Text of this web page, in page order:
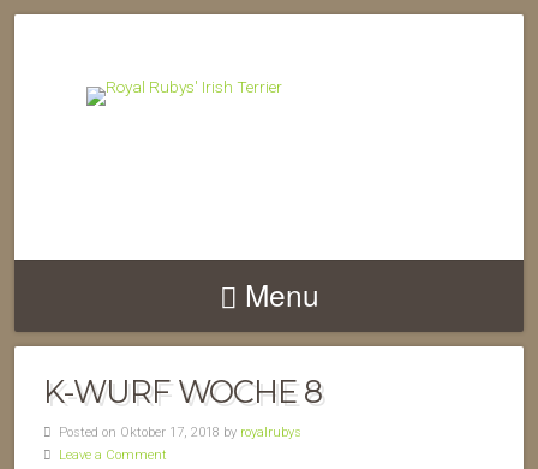
Menu
K-WURF WOCHE 8
Posted on Oktober 17, 2018 by royalrubys
Leave a Comment